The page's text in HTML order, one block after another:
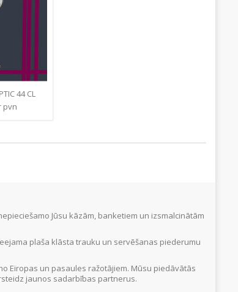
44 CL
pvn
Jūsu kāzām, banketiem un izsmalcinātām
plaša klāsta trauku un servēšanas piederumu
Eiropas un pasaules ražotājiem. Mūsu piedāvātās
jaunos sadarbības partnerus.